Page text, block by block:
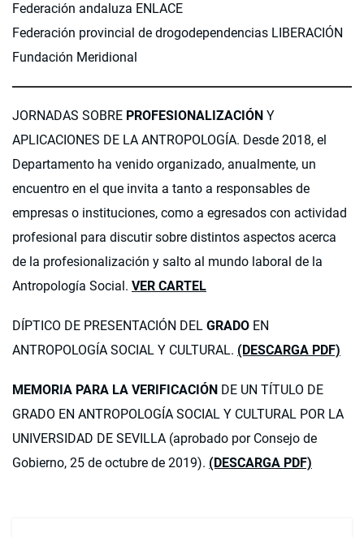
Federación andaluza ENLACE
Federación provincial de drogodependencias LIBERACIÓN
Fundación Meridional
JORNADAS SOBRE PROFESIONALIZACIÓN Y
APLICACIONES DE LA ANTROPOLOGÍA. Desde 2018, el
Departamento ha venido organizado, anualmente, un
encuentro en el que invita a tanto a responsables de
empresas o instituciones, como a egresados con actividad
profesional para discutir sobre distintos aspectos acerca
de la profesionalización y salto al mundo laboral de la
Antropología Social. VER CARTEL
DÍPTICO DE PRESENTACIÓN DEL GRADO EN
ANTROPOLOGÍA SOCIAL Y CULTURAL. (DESCARGA PDF)
MEMORIA PARA LA VERIFICACIÓN DE UN TÍTULO DE
GRADO EN ANTROPOLOGÍA SOCIAL Y CULTURAL POR LA
UNIVERSIDAD DE SEVILLA (aprobado por Consejo de
Gobierno, 25 de octubre de 2019). (DESCARGA PDF)